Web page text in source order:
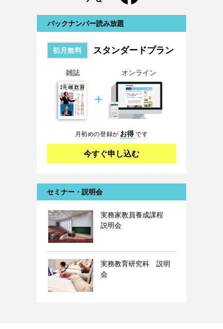
バックナンバー読み放題
初月無料 スタンダードプラン
雑誌
＋
オンライン
月初めの登録が お得です
今すぐ申し込む
セミナー・説明会
実務家教員養成課程
説明会
実務教育研究科 説明
会